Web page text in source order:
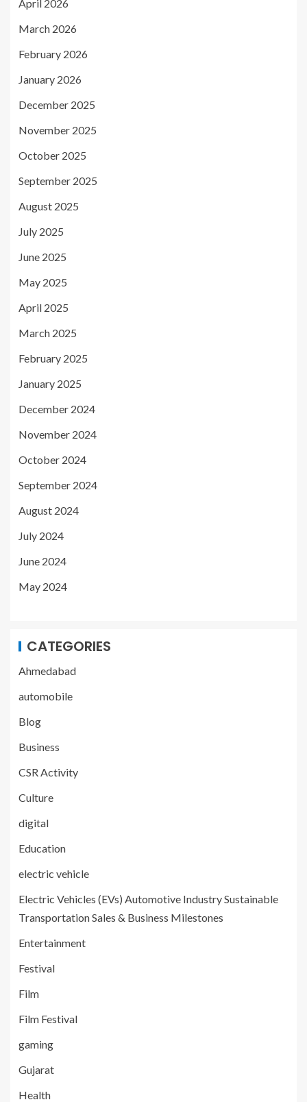
April 2026
March 2026
February 2026
January 2026
December 2025
November 2025
October 2025
September 2025
August 2025
July 2025
June 2025
May 2025
April 2025
March 2025
February 2025
January 2025
December 2024
November 2024
October 2024
September 2024
August 2024
July 2024
June 2024
May 2024
CATEGORIES
Ahmedabad
automobile
Blog
Business
CSR Activity
Culture
digital
Education
electric vehicle
Electric Vehicles (EVs) Automotive Industry Sustainable
Transportation Sales & Business Milestones
Entertainment
Festival
Film
Film Festival
gaming
Gujarat
Health